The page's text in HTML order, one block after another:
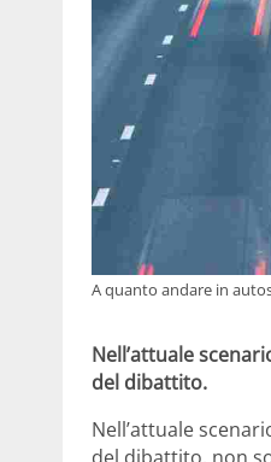
A quanto andare in
Nell’attuale
del dibattito.
Nell’attuale